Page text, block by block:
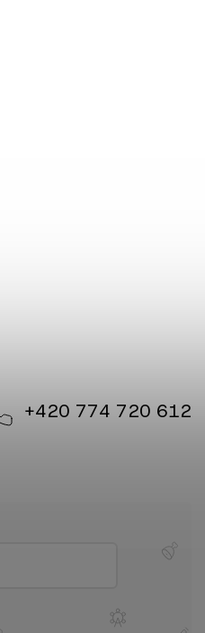
+420 774 720 612